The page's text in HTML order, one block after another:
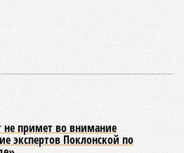
на её восстановление и
никогда не
шла на развитие железной
сторона поставляла Армении
пути, в том числе
в казну закавказской
налогов, пускала прибыль на
инфраструктуры.